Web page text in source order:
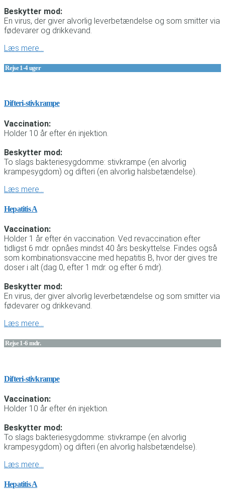
Beskytter mod:
En virus, der giver alvorlig leverbetændelse og som smitter via
fødevarer og drikkevand.
Læs mere…
Rejse 1-4 uger
Difteri-stivkrampe
Vaccination:
Holder 10 år efter én injektion.
Beskytter mod:
To slags bakteriesygdomme: stivkrampe (en alvorlig
krampesygdom) og difteri (en alvorlig halsbetændelse).
Læs mere…
Hepatitis A
Vaccination:
Holder 1 år efter én vaccination. Ved revaccination efter
tidligst 6 mdr. opnåes mindst 40 års beskyttelse. Findes også
som kombinationsvaccine med hepatitis B, hvor der gives tre
doser i alt (dag 0, efter 1 mdr. og efter 6 mdr).
Beskytter mod:
En virus, der giver alvorlig leverbetændelse og som smitter via
fødevarer og drikkevand.
Læs mere…
Rejse 1-6 mdr.
Difteri-stivkrampe
Vaccination:
Holder 10 år efter én injektion.
Beskytter mod:
To slags bakteriesygdomme: stivkrampe (en alvorlig
krampesygdom) og difteri (en alvorlig halsbetændelse).
Læs mere…
Hepatitis A